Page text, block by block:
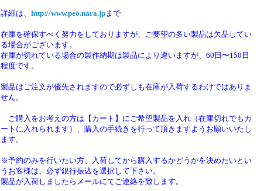
詳細は、 http://www.peo.nara.jpまで
在庫を確保すべく努力をしておりますが、ご要望の多い製品は欠品してい
る場合がございます。
在庫が切れている場合の製作納期は製品により違いますが、60日〜150日
程度です。
製品はご注文が優先されますので必ずしも在庫が入荷するわけではありま
せん。
ご購入をお考えの方は【カート】にご希望製品を入れ（在庫切れでもカ
ートに入れられます）、購入の手続きを行って頂きますようお願いいたし
ます。
※予約のみを行いたい方、入荷してから購入するかどうかを決めたいとい
うお客様は、必ず銀行振込を選択して下さい。
製品が入荷しましたらメールにてご連絡を致します。